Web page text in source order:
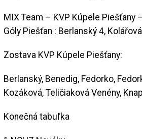
MIX Team – KVP Kúpele Piešťany
Góly Piešťan : Berlanský 4,
Zostava KVP Kúpele Piešťany:
Berlanský, Benedig, Fedorko,
Kozáková, Teličiaková Venény,
Konečná tabuľka